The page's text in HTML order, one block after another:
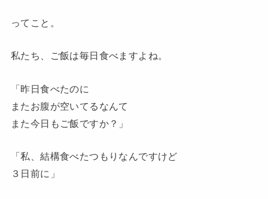
ってこと。
私たち、ご飯は毎日食べますよね。
「昨日食べたのに
またお腹が空いてるなんて
また今日もご飯ですか？」
「私、結構食べたつもりなんですけど
３日前に」